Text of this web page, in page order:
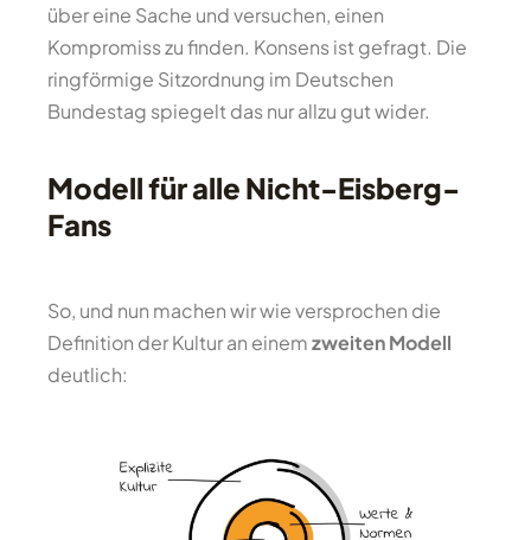
über eine Sache und versuchen, einen
Kompromiss zu finden. Konsens ist gefragt. Die
ringförmige Sitzordnung im Deutschen
Bundestag spiegelt das nur allzu gut wider.
Modell für alle Nicht-Eisberg-
Fans
So, und nun machen wir wie versprochen die
Definition der Kultur an einemzweiten Modell
deutlich: